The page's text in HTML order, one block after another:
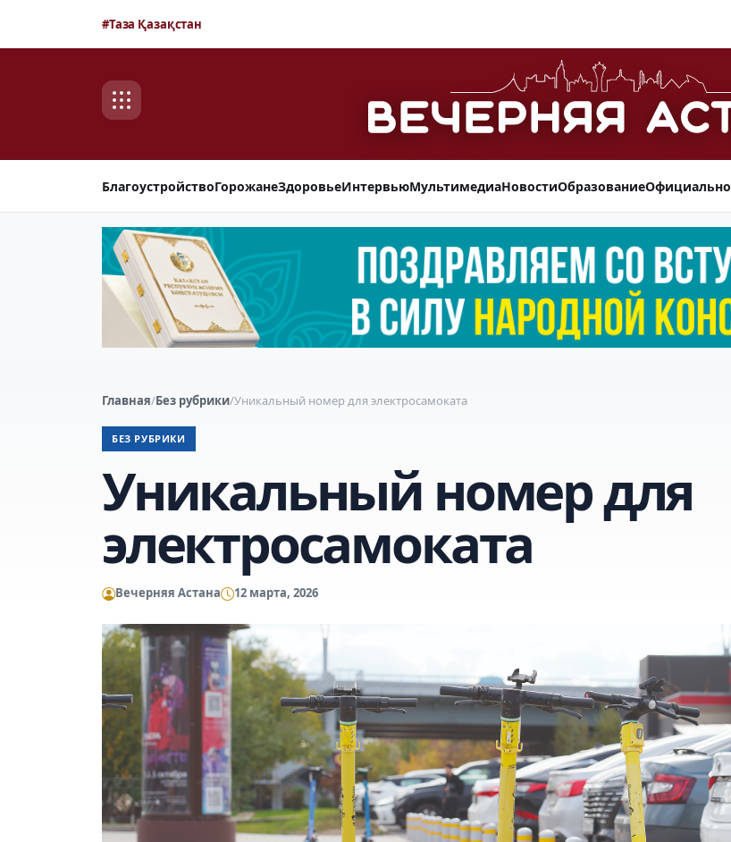
#Таза Қазақстан
БлагоустройствоГорожанеЗдоровьеИнтервьюМультимедиаНовостиОбразованиеОфициально
Главная/Без рубрики/Уникальный номер для электросамоката
БЕЗ РУБРИКИ
Уникальный номер для
электросамоката
Вечерняя Астана 12 марта, 2026